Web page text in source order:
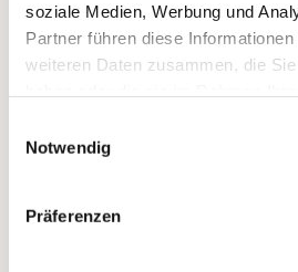
soziale Medien, Werbung und
Partner führen diese
weiteren Daten zusammen, die
Notwendig
Präferenzen